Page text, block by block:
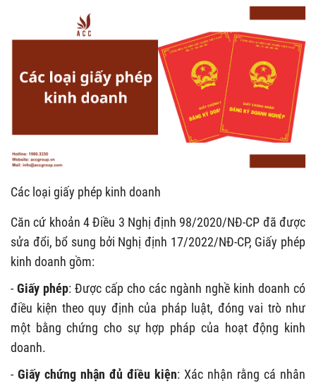
Các loại giấy phép kinh doanh
Căn cứ khoản 4 Điều 3 Nghị định 98/2020/NĐ-CP đã được
sửa đổi, bổ sung bởi Nghị định 17/2022/NĐ-CP, Giấy phép
kinh doanh gồm:
- Giấy phép: Được cấp cho các ngành nghề kinh doanh có
điều kiện theo quy định của pháp luật, đóng vai trò như
một bằng chứng cho sự hợp pháp của hoạt động kinh
doanh.
- Giấy chứng nhận đủ điều kiện: Xác nhận rằng cá nhân